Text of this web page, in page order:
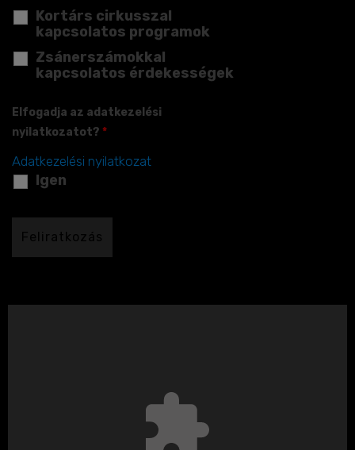
Kortárs cirkusszal
kapcsolatos programok
Zsánerszámokkal
kapcsolatos érdekességek
Elfogadja az adatkezelési
nyilatkozatot? *
Igen
Adatkezelési nyilatkozat